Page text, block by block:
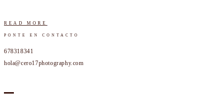
READ MORE
PONTE EN CONTACTO
678318341
hola@cero17photography.com